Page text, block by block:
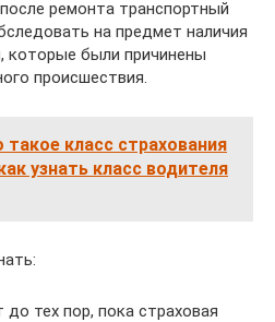
ремонта транспортный
на предмет наличия
которые были причинены
происшествия.
такое класс страхования
узнать класс водителя
тех пор, пока страховая